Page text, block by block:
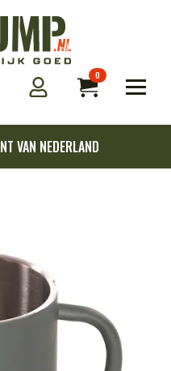
0
VAN NEDERLAND